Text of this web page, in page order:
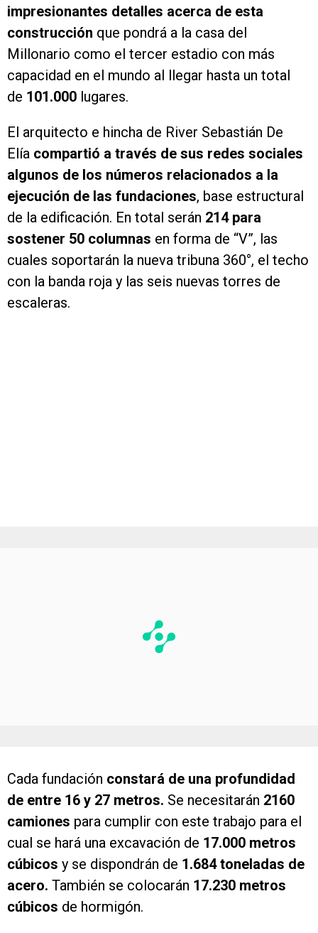
impresionantes detalles acerca de esta
construcción que pondrá a la casa del
Millonario como el tercer estadio con más
capacidad en el mundo al llegar hasta un total
de 101.000 lugares.
El arquitecto e hincha de River Sebastián De
Elía compartió a través de sus redes sociales
algunos de los números relacionados a la
ejecución de las fundaciones, base estructural
de la edificación. En total serán 214 para
sostener 50 columnas en forma de “V”, las
cuales soportarán la nueva tribuna 360°, el techo
con la banda roja y las seis nuevas torres de
escaleras.
Cada fundación constará de una profundidad
de entre 16 y 27 metros. Se necesitarán 2160
camiones para cumplir con este trabajo para el
cual se hará una excavación de 17.000 metros
cúbicos y se dispondrán de 1.684 toneladas de
acero. También se colocarán 17.230 metros
cúbicos de hormigón.